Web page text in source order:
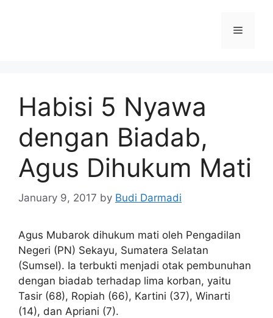
Habisi 5 Nyawa
dengan Biadab,
Agus Dihukum Mati
January 9, 2017 by Budi Darmadi
Agus Mubarok dihukum mati oleh Pengadilan
Negeri (PN) Sekayu, Sumatera Selatan
(Sumsel). Ia terbukti menjadi otak pembunuhan
dengan biadab terhadap lima korban, yaitu
Tasir (68), Ropiah (66), Kartini (37), Winarti
(14), dan Apriani (7).